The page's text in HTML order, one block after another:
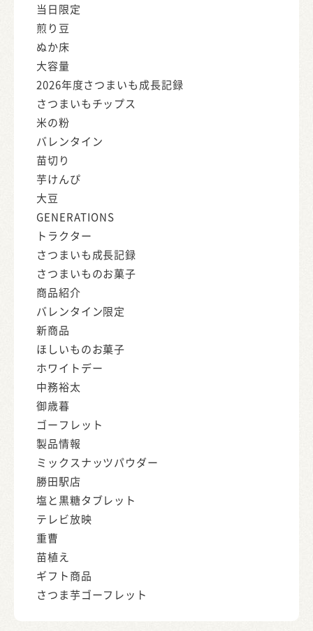
当日限定
煎り豆
ぬか床
大容量
2026年度さつまいも成長記録
さつまいもチップス
米の粉
バレンタイン
苗切り
芋けんぴ
大豆
GENERATIONS
トラクター
さつまいも成長記録
さつまいものお菓子
商品紹介
バレンタイン限定
新商品
ほしいものお菓子
ホワイトデー
中務裕太
御歳暮
ゴーフレット
製品情報
ミックスナッツパウダー
勝田駅店
塩と黒糖タブレット
テレビ放映
重曹
苗植え
ギフト商品
さつま芋ゴーフレット